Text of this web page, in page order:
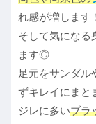
れ感が増します
そして気になる
ます◎
足元をサンダル
ずキレイにまと
ジレに多いブラ